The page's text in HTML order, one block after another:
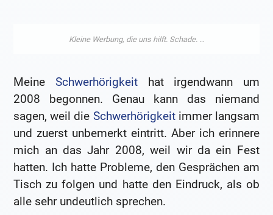
Meine Schwerhörigkeithat irgendwann um
2008 begonnen. Genau kann das niemand
sagen, weil die Schwerhörigkeitimmer langsam
und zuerst unbemerkt eintritt. Aber ich erinnere
mich an das Jahr 2008, weil wir da ein Fest
hatten. Ich hatte Probleme, den Gesprächen am
Tisch zu folgen und hatte den Eindruck, als ob
alle sehr undeutlich sprechen.